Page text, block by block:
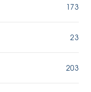
173
23
203